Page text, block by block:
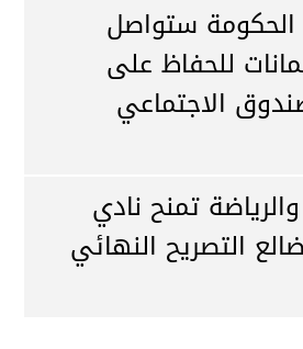
الحكومة ستواصل
للحفاظ على
الاجتماعي
تمنح نادي
التصريح النهائي